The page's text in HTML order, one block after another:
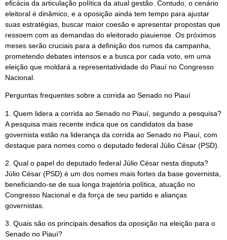
eficácia da articulação política da atual gestão. Contudo, o cenário
eleitoral é dinâmico, e a oposição ainda tem tempo para ajustar
suas estratégias, buscar maior coesão e apresentar propostas que
ressoem com as demandas do eleitorado piauiense. Os próximos
meses serão cruciais para a definição dos rumos da campanha,
prometendo debates intensos e a busca por cada voto, em uma
eleição que moldará a representatividade do Piauí no Congresso
Nacional.
Perguntas frequentes sobre a corrida ao Senado no Piauí
1. Quem lidera a corrida ao Senado no Piauí, segundo a pesquisa?
A pesquisa mais recente indica que os candidatos da base
governista estão na liderança da corrida ao Senado no Piauí, com
destaque para nomes como o deputado federal Júlio César (PSD).
2. Qual o papel do deputado federal Júlio César nesta disputa?
Júlio César (PSD) é um dos nomes mais fortes da base governista,
beneficiando-se de sua longa trajetória política, atuação no
Congresso Nacional e da força de seu partido e alianças
governistas.
3. Quais são os principais desafios da oposição na eleição para o
Senado no Piauí?